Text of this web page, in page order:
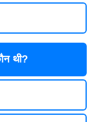
थी?